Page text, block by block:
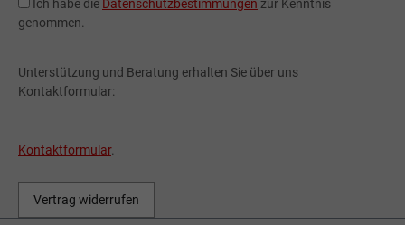
Ich habe die Datenschutzbestimmungen zur Kenntnis
genommen.
Unterstützung und Beratung erhalten Sie über uns
Kontaktformular:
Kontaktformular.
Vertrag widerrufen